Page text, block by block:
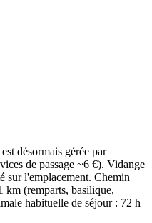
désormais gérée par
de passage ~6 €). Vidange
sur l'emplacement. Chemin
km (remparts, basilique,
habituelle de séjour : 72 h